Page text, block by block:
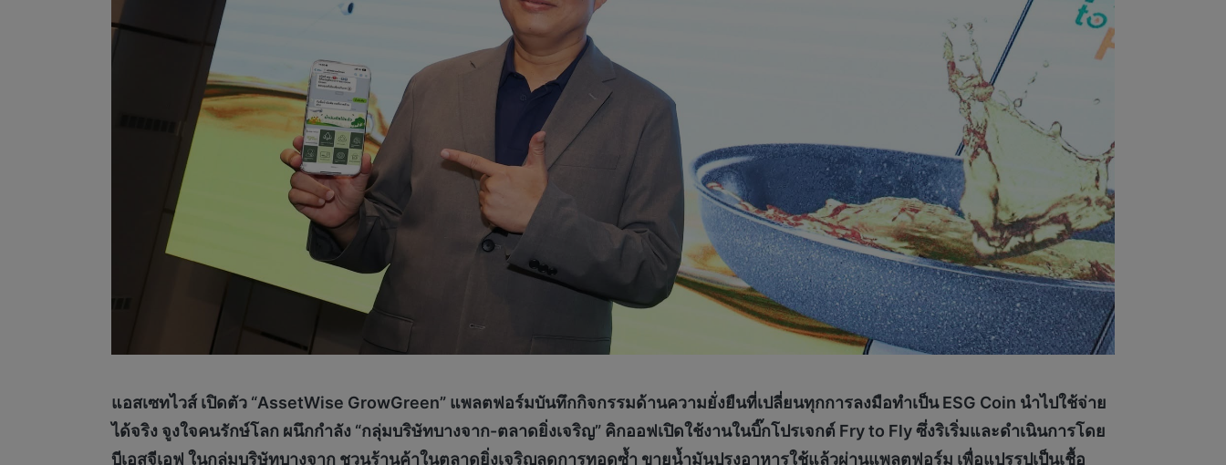
แอสเซทไวส์ เปิดตัว “AssetWise GrowGreen” แพลตฟอร์มบันทึกกิจกรรมด้านความยั่งยืนที่เปลี่ยนทุกการลงมือทำเป็นESG Coin นำไปใช้จ่าย
ได้จริง จูงใจคนรักษ์โลก ผนึกกำลัง “กลุ่มบริษัทบางจาก-ตลาดยิ่งเจริญ” คิกออฟเปิดใช้งานในบิ๊กโปรเจกต์ Fry to Flyซึ่งริเริ่มและดำเนินการโดย
บีเอสจีเอฟ ในกลุ่มบริษัทบางจาก ชวนร้านค้าในตลาดยิ่งเจริญลดการทอดซ้ำ ขายน้ำมันปรุงอาหารใช้แล้วผ่านแพลตฟอร์ม เพื่อแปรรูปเป็นเชื้อ